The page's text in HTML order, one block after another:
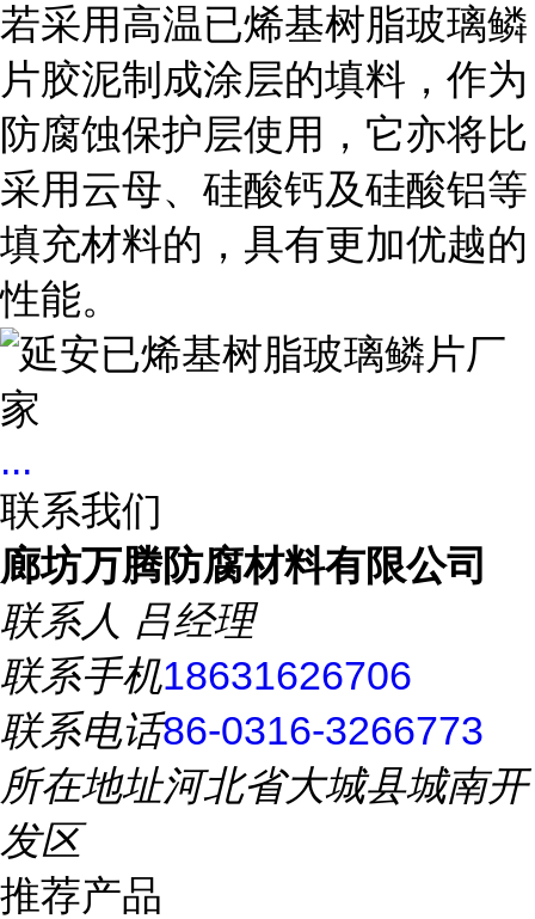
若采用高温已烯基树脂玻璃鳞
片胶泥制成涂层的填料，作为
防腐蚀保护层使用，它亦将比
采用云母、硅酸钙及硅酸铝等
填充材料的，具有更加优越的
性能。
...
联系我们
廊坊万腾防腐材料有限公司
联系人 吕经理
联系手机18631626706
联系电话86-0316-3266773
所在地址河北省大城县城南开
发区
推荐产品